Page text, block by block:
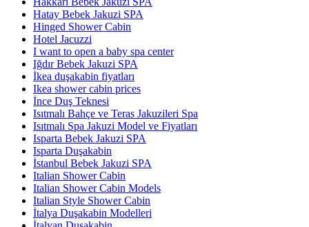
Hatay Bebek Jakuzi SPA
Hinged Shower Cabin
Hotel Jacuzzi
I want to open a baby spa center
Iğdır Bebek Jakuzi SPA
İkea duşakabin fiyatları
Ikea shower cabin prices
İnce Duş Teknesi
Isıtmalı Bahçe ve Teras Jakuzileri Spa
Isıtmalı Spa Jakuzi Model ve Fiyatları
Isparta Bebek Jakuzi SPA
Isparta Duşakabin
İstanbul Bebek Jakuzi SPA
Italian Shower Cabin
Italian Shower Cabin Models
Italian Style Shower Cabin
İtalya Duşakabin Modelleri